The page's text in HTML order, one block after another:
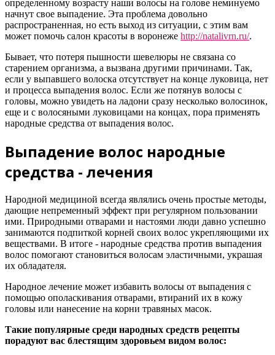
определенному возрасту наши волосы на голове неминуемо
начнут свое выпадение. Эта проблема довольно
распространенная, но есть выход из ситуации, с этим вам
может помочь салон красоты в воронеже http://natalivrn.ru/.
Бывает, что потеря пышности шевелюры не связана со
старением организма, а вызвана другими причинами. Так,
если у выпавшего волоска отсутствует на конце луковица, нет
и процесса выпадения волос. Если же потянув волосы с
головы, можно увидеть на ладони сразу несколько волосинок,
еще и с волосяными луковицами на концах, пора применять
народные средства от выпадения волос.
Выпадение волос народные
средства - лечения
Народной медициной всегда являлись очень простые методы,
дающие непременный эффект при регулярном пользовании
ими. Природными отварами и настоями люди давно успешно
занимаются подпиткой корней своих волос укрепляющими их
веществами. В итоге - народные средства против выпадения
волос помогают становиться волосам эластичными, украшая
их обладателя.
Народное лечение может избавить волосы от выпадения с
помощью ополаскивания отварами, втираний их в кожу
головы или нанесение на корни травяных масок.
Такие популярные среди народных средств рецепты
порадуют вас блестящим здоровьем видом волос: